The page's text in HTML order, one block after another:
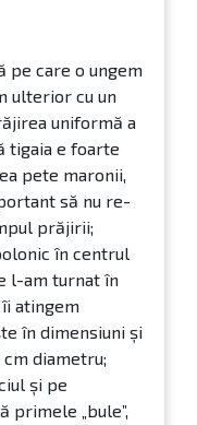
pe care o ungem
ulterior cu un
uniformă a
tigaia e foarte
pete maronii,
să nu re-
prăjirii;
în centrul
l-am turnat în
atingem
în dimensiuni și
cm diametru;
și pe
primele „bule”,